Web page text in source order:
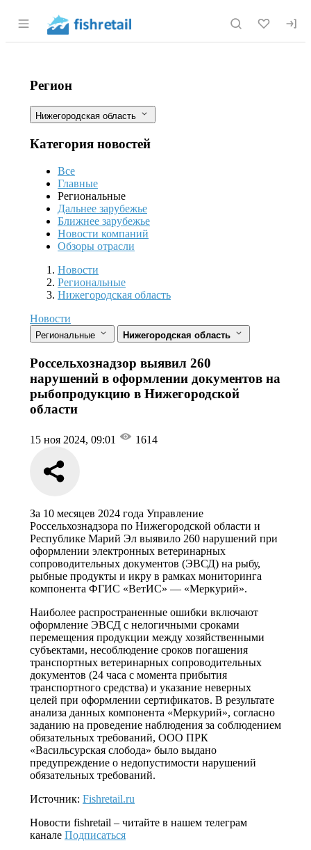
Раздел навигации по сайту fishretail.ru
Россельхознадзор выявил 260
Фильтры
Регион
Нижегородская область
Категория новостей
Все
Главные
Региональные
Дальнее зарубежье
Ближнее зарубежье
Новости компаний
Обзоры отрасли
Новости
Разделы
Новости
Региональные
Нижегородская область
Новости
Региональные Нижегородская область
Россельхознадзор выявил 260
нарушений в оформлении документов на
рыбопродукцию в Нижегородской
области
15 ноя 2024, 09:01 1614
За 10 месяцев 2024 года Управление
Россельхознадзора по Нижегородской области и
Республике Марий Эл выявило 260 нарушений при
оформлении электронных ветеринарных
сопроводительных документов (ЭВСД) на рыбу,
рыбные продукты и икру в рамках мониторинга
компонента ФГИС «ВетИС» — «Меркурий».
Наиболее распространенные ошибки включают
оформление ЭВСД с нелогичными сроками
перемещения продукции между хозяйственными
субъектами, несоблюдение сроков погашения
транспортных ветеринарных сопроводительных
документов (24 часа с момента прибытия
транспортного средства) и указание неверных
целей при оформлении сертификатов. В результате
анализа данных компонента «Меркурий», согласно
заданию на проведение наблюдения за соблюдением
обязательных требований, ООО ПРК
«Васильсурская слобода» было выдано
предупреждение о недопустимости нарушений
обязательных требований.
Источник: Fishretail.ru
Новости fishretail – читайте в нашем телеграм
канале Подписаться